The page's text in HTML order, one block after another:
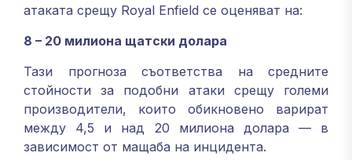
атаката срещу Royal Enfield се оценяват на:
8 – 20 милиона щатски долара
Тази прогноза съответства на средните
стойности за подобни атаки срещу големи
производители, които обикновено варират
между 4,5 и над 20 милиона долара — в
зависимост от мащаба на инцидента.